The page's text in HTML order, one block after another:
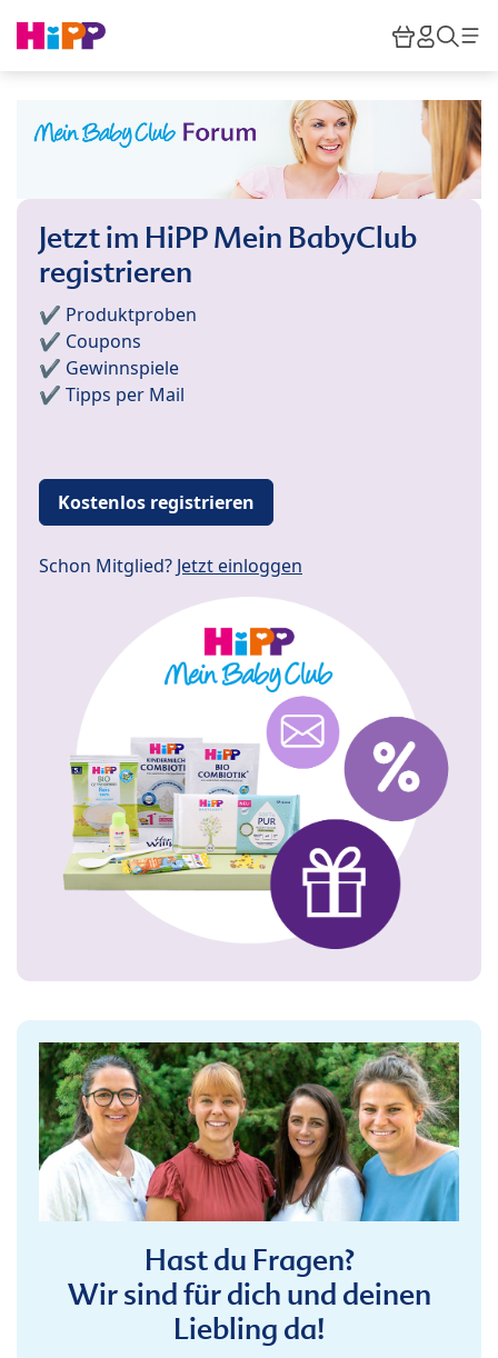
HiPP
Jetzt im HiPP Mein BabyClub
registrieren
✔️ Produktproben
✔️ Coupons
✔️ Gewinnspiele
✔️ Tipps per Mail
Kostenlos registrieren
Schon Mitglied? Jetzt einloggen
Hast du Fragen?
Wir sind für dich und deinen
Liebling da!